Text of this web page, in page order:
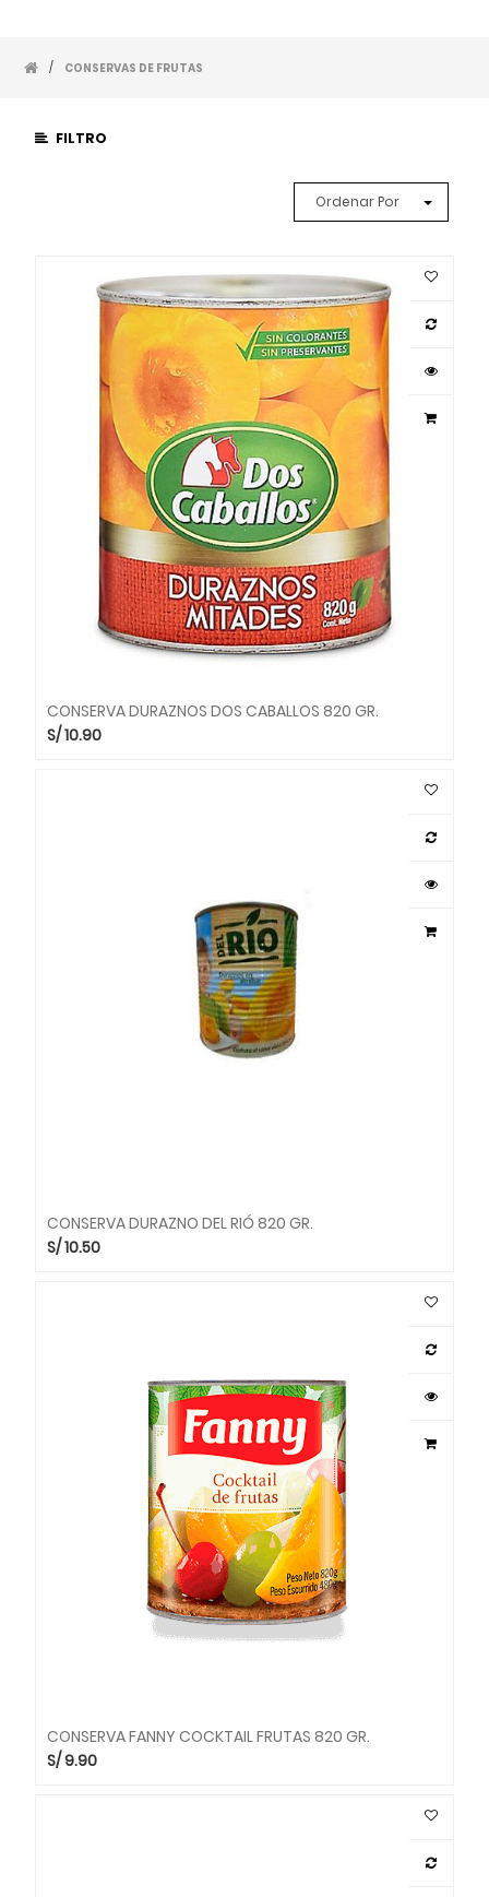
/ CONSERVAS DE FRUTAS
FILTRO
Ordenar Por
CONSERVA DURAZNOS DOS CABALLOS 820 GR.
S/10.90
CONSERVA DURAZNO DEL RIÓ 820 GR.
S/10.50
CONSERVA FANNY COCKTAIL FRUTAS 820 GR.
S/9.90